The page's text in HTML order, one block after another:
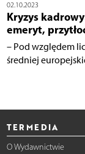
02.10.2023
Kryzys
emeryt,
– Pod względem
średniej
TERMEDIA
O Wydawnictwie